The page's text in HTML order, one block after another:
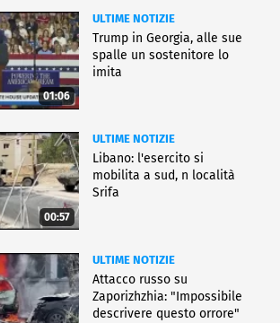
01:06
ULTIME NOTIZIE
Trump in Georgia, alle sue
spalle un sostenitore lo
imita
00:57
ULTIME NOTIZIE
Libano: l'esercito si
mobilita a sud, n località
Srifa
ULTIME NOTIZIE
Attacco russo su
Zaporizhzhia: "Impossibile
descrivere questo orrore"